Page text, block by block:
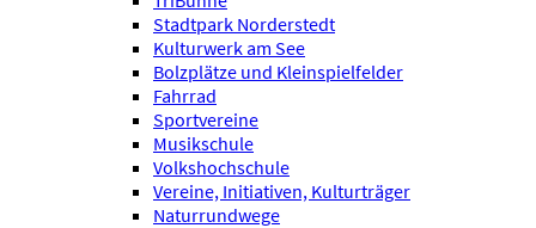
Stadtpark Norderstedt
Kulturwerk am See
Bolzplätze und Kleinspielfelder
Fahrrad
Sportvereine
Musikschule
Volkshochschule
Vereine, Initiativen, Kulturträger
Naturrundwege